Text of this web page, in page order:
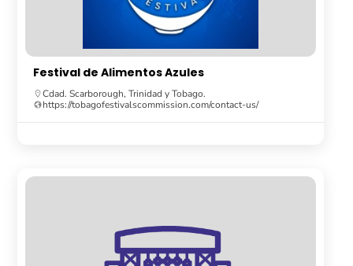
Festival de Alimentos Azules
Cdad. Scarborough, Trinidad y Tobago.
https://tobagofestivalscommission.com/contact-us/